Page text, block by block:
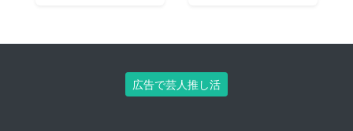
広告で芸人推し活